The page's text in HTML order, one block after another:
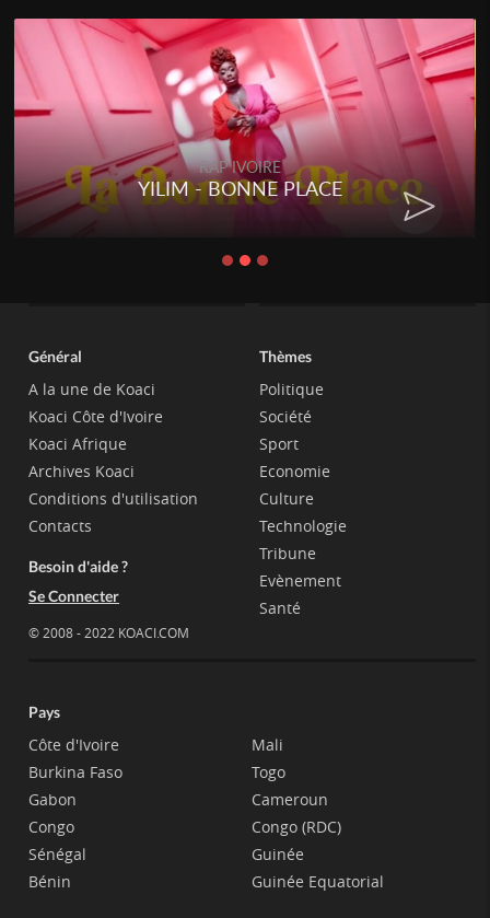
RAP IVOIRE
YILIM - BONNE PLACE
Général
A la une de Koaci
Koaci Côte d'Ivoire
Koaci Afrique
Archives Koaci
Conditions d'utilisation
Contacts
Besoin d'aide ?
Se Connecter
© 2008 - 2022 KOACI.COM
Thèmes
Politique
Société
Sport
Economie
Culture
Technologie
Tribune
Evènement
Santé
Pays
Côte d'Ivoire
Burkina Faso
Gabon
Congo
Sénégal
Bénin
Mali
Togo
Cameroun
Congo (RDC)
Guinée
Guinée Equatorial